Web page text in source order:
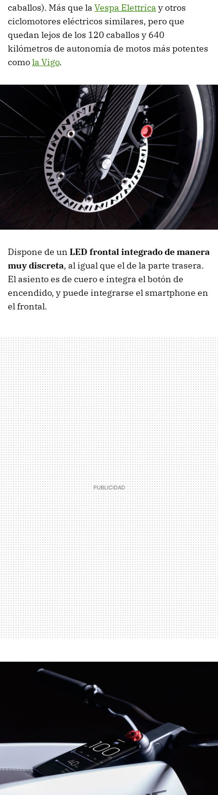
caballos). Más que la Vespa Elettrica y otros
ciclomotores eléctricos similares, pero que
quedan lejos de los 120 caballos y 640
kilómetros de autonomía de motos más potentes
comola Vigo.
Dispone de un LED frontal integrado de manera
muy discreta, al igual que el de la parte trasera.
El asiento es de cuero e integra el botón de
encendido, y puede integrarse el smartphone en
el frontal.